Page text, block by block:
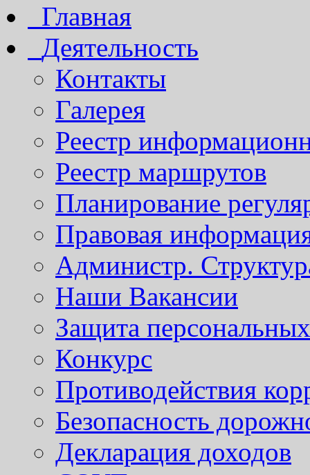
Главная
Деятельность
Контакты
Галерея
Реестр
Реестр маршрутов
Планирование
Правовая
Администр.
Наши Вакансии
Защита
Конкурс
Противодействия
Безопасность
Декларация доходов